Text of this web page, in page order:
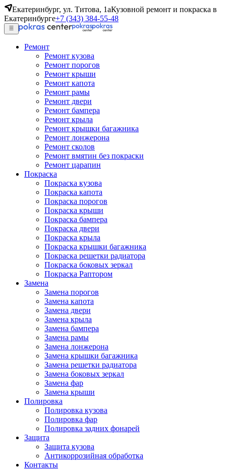
Екатеринбург, ул. Титова, 1аКузовной ремонт и покраска в
Екатеринбурге+7 (343) 384-55-48
Ремонт
Ремонт кузова
Ремонт порогов
Ремонт крыши
Ремонт капота
Ремонт рамы
Ремонт двери
Ремонт бампера
Ремонт крыла
Ремонт крышки багажника
Ремонт лонжерона
Ремонт сколов
Ремонт вмятин без покраски
Ремонт царапин
Покраска
Покраска кузова
Покраска капота
Покраска порогов
Покраска крыши
Покраска бампера
Покраска двери
Покраска крыла
Покраска крышки багажника
Покраска решетки радиатора
Покраска боковых зеркал
Покраска Раптором
Замена
Замена порогов
Замена капота
Замена двери
Замена крыла
Замена бампера
Замена рамы
Замена лонжерона
Замена крышки багажника
Замена решетки радиатора
Замена боковых зеркал
Замена фар
Замена крыши
Полировка
Полировка кузова
Полировка фар
Полировка задних фонарей
Защита
Защита кузова
Антикоррозийная обработка
Контакты